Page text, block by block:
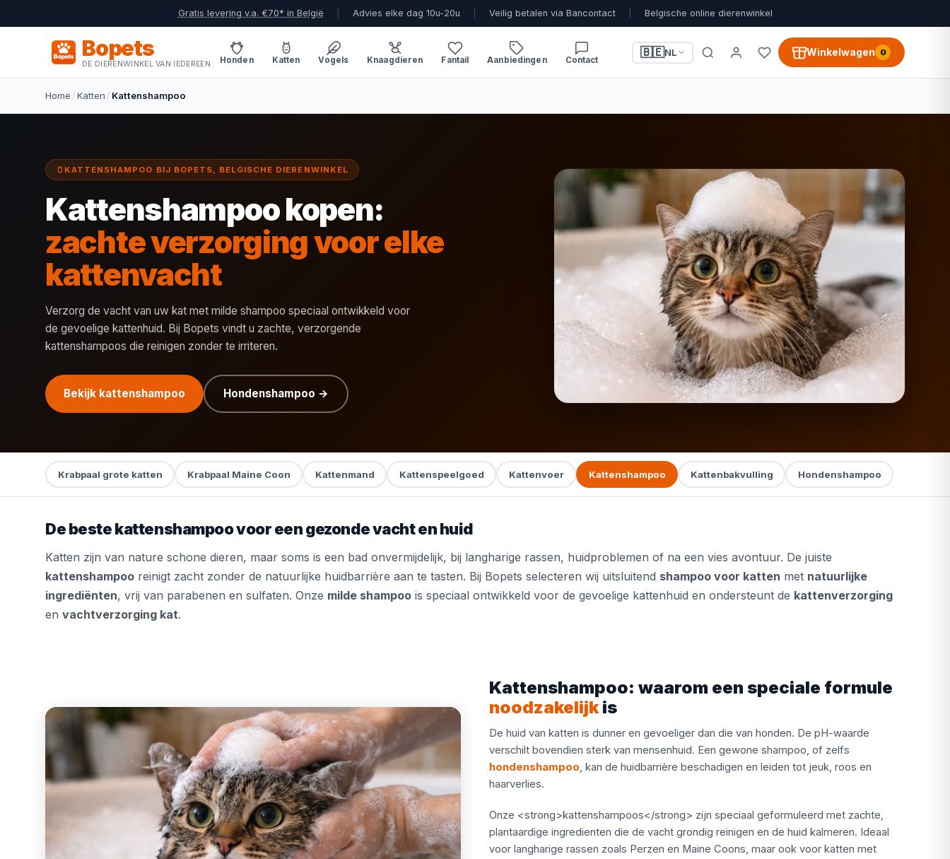
Gratis levering v.a. €70* in België Advies elke dag 10u-20u Veilig betalen via Bancontact Belgische online dierenwinkel
Bopets
DE DIERENWINKEL VAN IEDEREEN Honden Katten Vogels Knaagdieren Fantail Aanbiedingen Contact
🇧🇪NL Winkelwagen 0
Home /Katten / Kattenshampoo
KATTENSHAMPOO BIJ BOPETS, BELGISCHE DIERENWINKEL
Kattenshampoo kopen:
zachte verzorging voor elke
kattenvacht
Verzorg de vacht van uw kat met milde shampoo speciaal ontwikkeld voor
de gevoelige kattenhuid. Bij Bopets vindt u zachte, verzorgende
kattenshampoos die reinigen zonder te irriteren.
Bekijk kattenshampoo Hondenshampoo →
Krabpaal grote katten Krabpaal Maine Coon Kattenmand Kattenspeelgoed Kattenvoer Kattenshampoo Kattenbakvulling Hondenshampoo
De beste kattenshampoo voor een gezonde vacht en huid
Katten zijn van nature schone dieren, maar soms is een bad onvermijdelijk, bij langharige rassen, huidproblemen of na een vies avontuur. De juiste
kattenshampoo reinigt zacht zonder de natuurlijke huidbarrière aan te tasten. Bij Bopets selecteren wij uitsluitend shampoo voor katten met natuurlijke
ingrediënten, vrij van parabenen en sulfaten. Onze milde shampoo is speciaal ontwikkeld voor de gevoelige kattenhuid en ondersteunt de kattenverzorging
en vachtverzorging kat.
Kattenshampoo: waarom een speciale formule
noodzakelijkis
De huid van katten is dunner en gevoeliger dan die van honden. De pH-waarde
verschilt bovendien sterk van mensenhuid. Een gewone shampoo, of zelfs
hondenshampoo, kan de huidbarrière beschadigen en leiden tot jeuk, roos en
haarverlies.
Onze <strong>kattenshampoos</strong> zijn speciaal geformuleerd met zachte,
plantaardige ingredienten die de vacht grondig reinigen en de huid kalmeren. Ideaal
voor langharige rassen zoals Perzen en Maine Coons, maar ook voor katten met